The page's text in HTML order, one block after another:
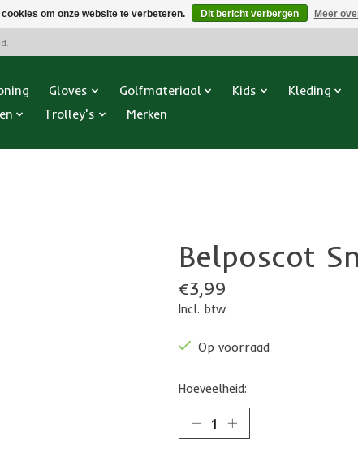
Gloves Golfmateriaal Kids Kleding
Trolley's Merken
Belposcot
€3,99
Incl. btw
Op voorraad
Hoeveelheid:
om onze website te verbeteren. Dit bericht verbergen Meer